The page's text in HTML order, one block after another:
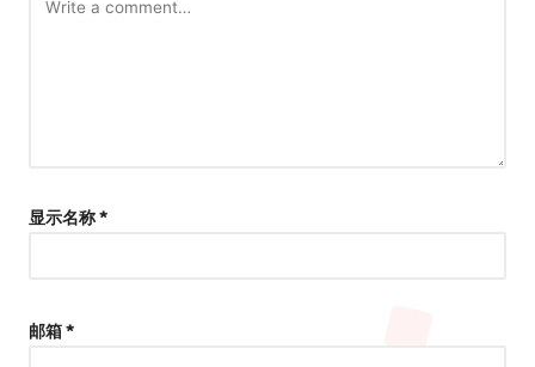
显示名称*
邮箱*